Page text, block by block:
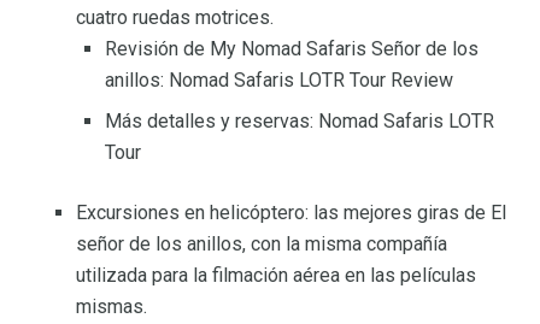
cuatro ruedas motrices.
Revisión de My Nomad Safaris Señor de los
anillos: Nomad Safaris LOTR Tour Review
Más detalles y reservas: Nomad Safaris LOTR
Tour
Excursiones en helicóptero: las mejores giras de El
señor de los anillos, con la misma compañía
utilizada para la filmación aérea en las películas
mismas.